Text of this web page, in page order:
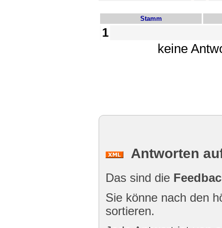
Stamm
1
keine
Antworten
Das sind die
Sie könne nach den
sortieren.